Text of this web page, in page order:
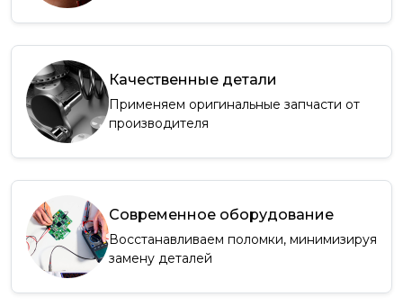
Качественные детали
Применяем оригинальные запчасти от
производителя
Современное оборудование
Восстанавливаем поломки, минимизируя
замену деталей